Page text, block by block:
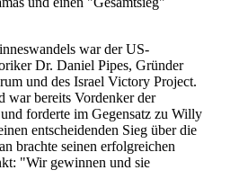
war der US-
Dr. Daniel Pipes, Gründer
und des Israel Victory Project.
war bereits Vordenker der
forderte im Gegensatz zu Willy
entscheidenden Sieg über die
brachte seinen erfolgreichen
"Wir gewinnen und sie